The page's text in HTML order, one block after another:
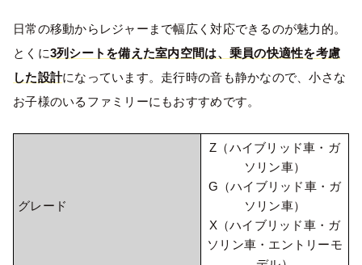
日常の移動からレジャーまで幅広く対応できるのが魅力的。
とくに3列シートを備えた室内空間は、乗員の快適性を考慮
した設計になっています。走行時の音も静かなので、小さな
お子様のいるファミリーにもおすすめです。
グレード
Z（ハイブリッド車・ガ
ソリン車）
G（ハイブリッド車・ガ
ソリン車）
X（ハイブリッド車・ガ
ソリン車・エントリーモ